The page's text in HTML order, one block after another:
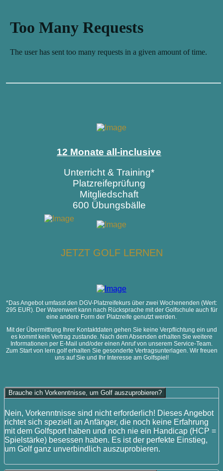
12 Monate all-inclusive
Unterricht & Training*
Platzreifeprüfung
Mitgliedschaft
600 Übungsbälle
JETZT GOLF LERNEN
*Das Angebot umfasst den DGV-Platzreifekurs über zwei Wochenenden (Wert:
295 EUR). Der Warenwert kann nach Rücksprache mit der Golfschule auch für
eine andere Form der Platzreife genutzt werden.
Mit der Übermittlung Ihrer Kontaktdaten gehen Sie keine Verpflichtung ein und
es kommt kein Vertrag zustande. Nach dem Absenden erhalten Sie weitere
Informationen per E-Mail und/oder einen Anruf von unserem Service-Team.
Zum Start von lern.golf erhalten Sie gesonderte Vertragsunterlagen. Wir freuen
uns auf Sie und Ihr Interesse am Golfspiel!
Brauche ich Vorkenntnisse, um Golf auszuprobieren?
Nein, Vorkenntnisse sind nicht erforderlich! Dieses Angebot
richtet sich speziell an Anfänger, die noch keine Erfahrung
mit dem Golfsport haben und noch nie ein Handicap (HCP =
Spielstärke) besessen haben. Es ist der perfekte Einstieg,
um Golf ganz unverbindlich auszuprobieren.